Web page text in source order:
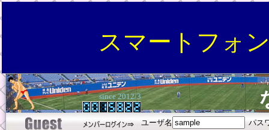
スマートフォ
since 2012/3
ユーザ名 パス